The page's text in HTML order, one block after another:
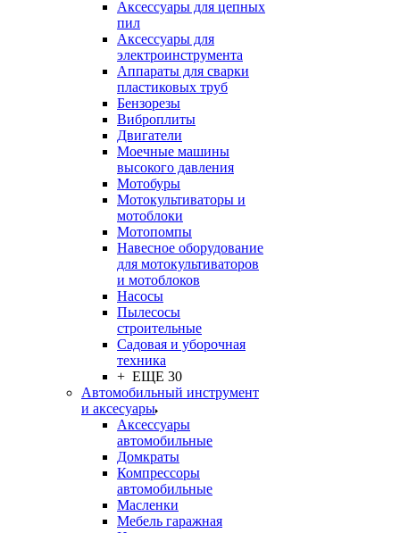
Аксессуары для цепных
пил
Аксессуары для
электроинструмента
Аппараты для сварки
пластиковых труб
Бензорезы
Виброплиты
Двигатели
Моечные машины
высокого давления
Мотобуры
Мотокультиваторы и
мотоблоки
Мотопомпы
Навесное оборудование
для мотокультиваторов
и мотоблоков
Насосы
Пылесосы
строительные
Садовая и уборочная
техника
+ ЕЩЕ 30
Автомобильный инструмент
и аксесуары
Аксессуары
автомобильные
Домкраты
Компрессоры
автомобильные
Масленки
Мебель гаражная